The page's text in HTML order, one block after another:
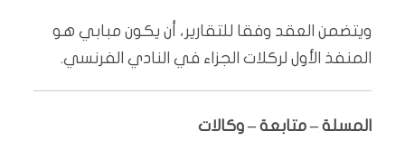
ويتضمن العقد وفقا للتقارير، أن يكون مبابي هو
المنفذ الأول لركلات الجزاء في النادي الفرنسي.
المسلة – متابعة – وكالات